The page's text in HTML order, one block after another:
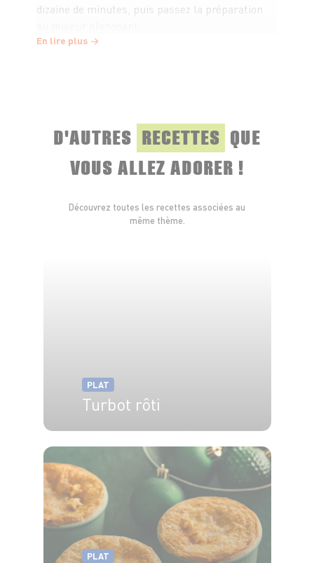
dizaine de minutes, puis passez la préparation
Servez sans attendre avec la sauce à la mangue.
En lire plus
D'AUTRES RECETTES QUE
VOUS ALLEZ ADORER !
Découvrez toutes les recettes associées au
même thème.
PLAT
Turbot rôti
PLAT